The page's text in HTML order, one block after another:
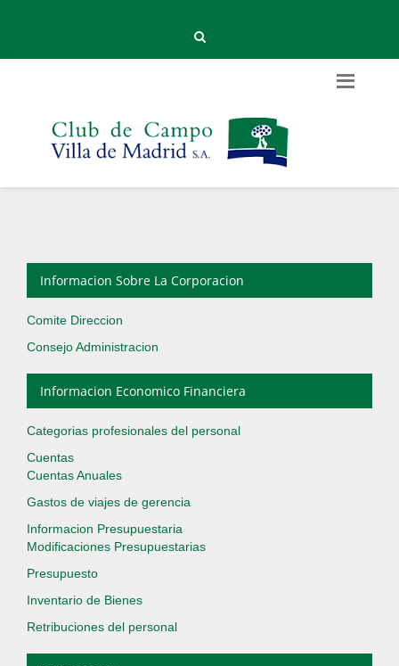
Informacion Sobre La Corporacion
Comite Direccion
Consejo Administracion
Informacion Economico Financiera
Categorias profesionales del personal
Cuentas
Cuentas Anuales
Gastos de viajes de gerencia
Informacion Presupuestaria
Modificaciones Presupuestarias
Presupuesto
Inventario de Bienes
Retribuciones del personal